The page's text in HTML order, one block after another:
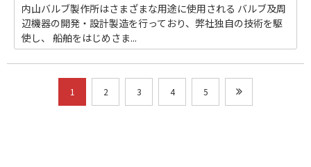
内山バルブ製作所はさまざまな用途に使用される バルブ及周
辺機器の開発・設計製造を行っており、弊社独自の技術を駆
使し、 船舶をはじめさま...
1 2 3 4 5